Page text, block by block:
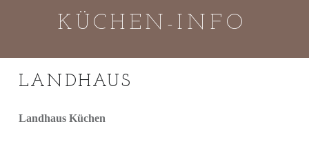
KÜCHEN-INFO
D
E
navigation
LANDHAUS
Landhaus Küchen